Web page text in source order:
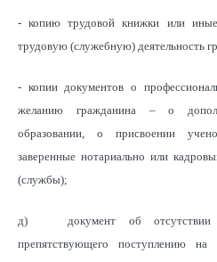
- копию трудовой книжки или
трудовую (служебную) деятельность
- копии документов о
желанию гражданина – о
образовании, о присвоении
заверенные нотариально или
(службы);
д) документ об отсутствии у
препятствующего поступлению